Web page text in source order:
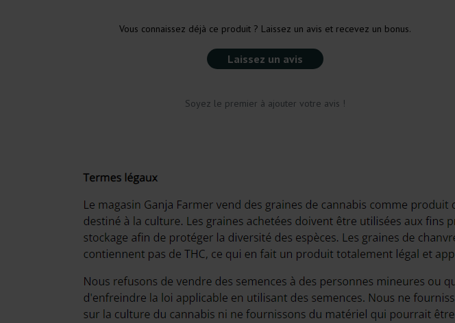
Vous connaissez déjà ce produit ? Laissez un avis et recevez un bonus.
Laissez un avis
Soyez le premier à ajouter votre avis !